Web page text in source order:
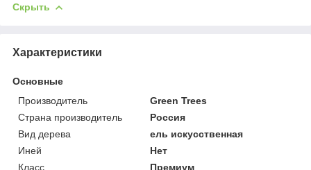
Скрыть
Характеристики
Основные
Производитель
Green Trees
Страна производитель
Россия
Вид дерева
ель искусственная
Иней
Нет
Класс
Премиум